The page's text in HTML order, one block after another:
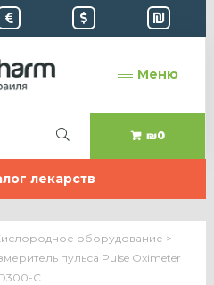
Меню
₪0
лекарств
оборудование >
пульса Pulse Oximeter
C